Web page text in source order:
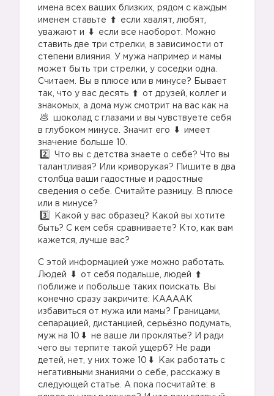
имена всех ваших близких, рядом с каждым
именем ставьте
если хвалят, любят,
уважают и
если все наоборот. Можно
ставить две три стрелки, в зависимости от
степени влияния. У мужа например и мамы
может быть три стрелки, у соседки одна.
Считаем. Вы в плюсе или в минусе? Бывает
так, что у вас десять
от друзей, коллег и
знакомых, а дома муж смотрит на вас как на
шоколад с глазами и вы чувствуете себя
в глубоком минусе. Значит его
имеет
значение больше 10.
Что вы с детства знаете о себе? Что вы
талантливая? Или криворукая? Пишите в два
столбца ваши гадостные и радостные
сведения о себе. Считайте разницу. В плюсе
или в минусе?
Какой у вас образец? Какой вы хотите
быть? С кем себя сравниваете? Кто, как вам
кажется, лучше вас?
С этой информацией уже можно работать.
Людей
от себя подальше, людей
поближе и побольше таких поискать. Вы
конечно сразу закричите: КААААК
избавиться от мужа или мамы? Границами,
сепарацией, дистанцией, серьёзно подумать,
муж на 10
не ваше ли проклятье? И ради
чего вы терпите такой ущерб? Не ради
детей, нет, у них тоже 10
Как работать с
негативными знаниями о себе, расскажу в
следующей статье. А пока посчитайте: в